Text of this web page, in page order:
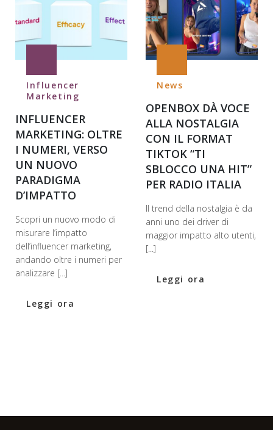
Influencer
Marketing
INFLUENCER
MARKETING: OLTRE
I NUMERI, VERSO
UN NUOVO
PARADIGMA
D’IMPATTO
Scopri un nuovo modo di
misurare l’impatto
dell’influencer marketing,
andando oltre i numeri per
analizzare [...]
Leggi ora
News
OPENBOX DÀ VOCE
ALLA NOSTALGIA
CON IL FORMAT
TIKTOK “TI
SBLOCCO UNA HIT”
PER RADIO ITALIA
Il trend della nostalgia è da
anni uno dei driver di
maggior impatto alto utenti,
[...]
Leggi ora